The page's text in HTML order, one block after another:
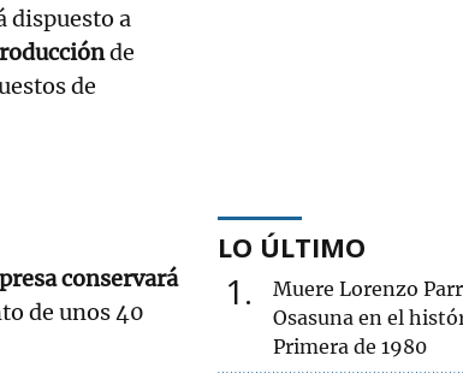
dispuesto a
de
de
conservará
de unos 40
LO ÚLTIMO
1
Muere Lorenzo
Osasuna en el
Primera de 1980